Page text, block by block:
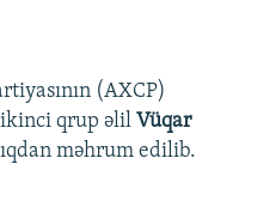
(AXCP)
ikinci qrup əlil Vüqar
məhrum edilib.